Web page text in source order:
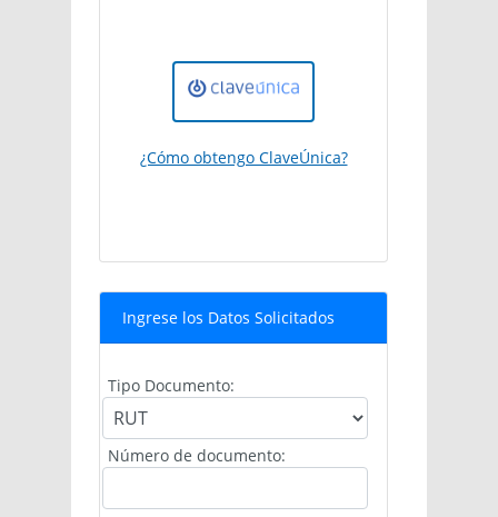
¿Cómo obtengo ClaveÚnica?
Ingrese los Datos Solicitados
Tipo Documento:
Número de documento: